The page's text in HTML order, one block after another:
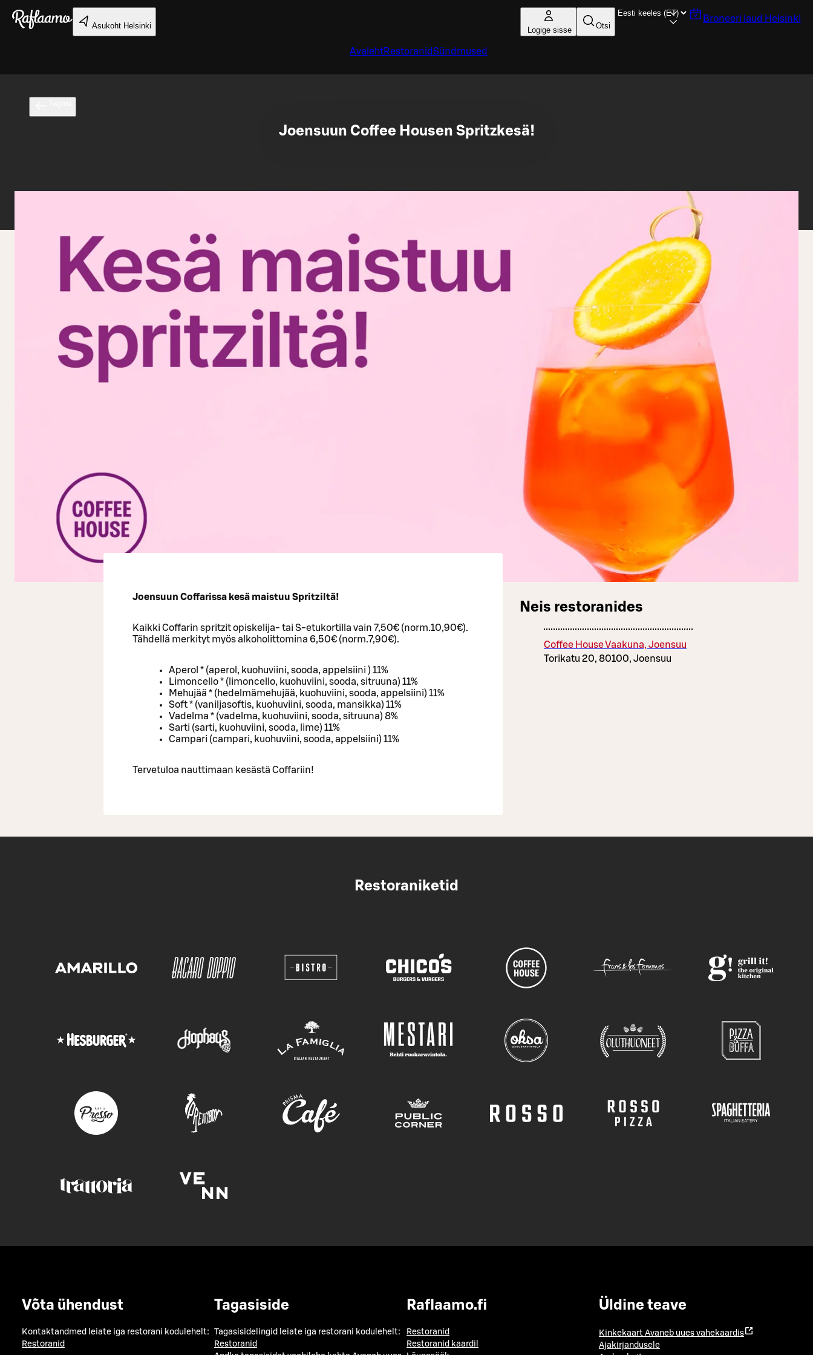
Liigu peamise sisu juurde
Asukoht Helsinki Logige sisse Otsi
Broneeri laud Helsinki
AvalehtRestoranidSündmused
Joensuun Coffee Housen Spritzkesä!
Joensuun Coffarissa kesä maistuu Spritziltä!
Kaikki Coffarin spritzit opiskelija- tai S-etukortilla vain 7,50€ (norm.10,90€).
Tähdellä merkityt myös alkoholittomina 6,50€ (norm.7,90€).
Aperol * (aperol, kuohuviini, sooda, appelsiini ) 11%
Limoncello * (limoncello, kuohuviini, sooda, sitruuna) 11%
Mehujää * (hedelmämehujää, kuohuviini, sooda, appelsiini) 11%
Soft * (vaniljasoftis, kuohuviini, sooda, mansikka) 11%
Vadelma * (vadelma, kuohuviini, sooda, sitruuna) 8%
Sarti (sarti, kuohuviini, sooda, lime) 11%
Campari (campari, kuohuviini, sooda, appelsiini) 11%
Tervetuloa nauttimaan kesästä Coffariin!
Neis restoranides
Coffee House Vaakuna, Joensuu
Torikatu 20, 80100, Joensuu
Restoraniketid
Võta ühendust
Kontaktandmed leiate iga restorani kodulehelt:
Restoranid
Tagasiside
Tagasisidelingid leiate iga restorani kodulehelt:
Restoranid
Raflaamo.fi
Restoranid
Restoranid kaardil
Üldine teave
Kinkekaart Avaneb uues vahekaardis
Ajakirjandusele